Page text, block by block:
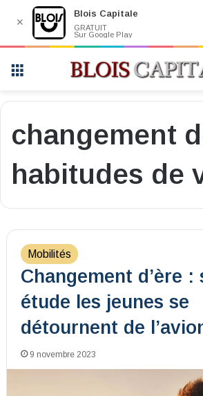
changement
habitudes de
Mobilités
Changement d’ère :
étude les jeunes se
détournent de
9 novembre 2023
✕
Blois Capitale
GRATUIT
Sur Google Play